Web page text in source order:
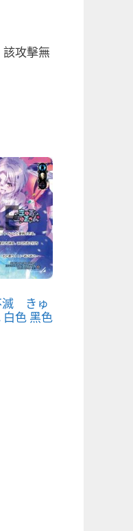
攻擊無
滅 きゅ
色 黑色